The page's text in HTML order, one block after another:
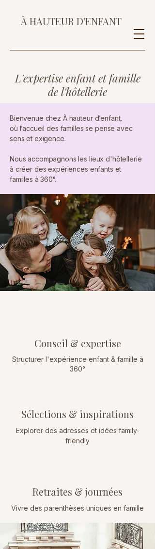
À HAUTEUR D'ENFANT
L'expertise enfant et famille
de l'hôtellerie
Bienvenue chez À hauteur d’enfant,
où l’accueil des familles se pense avec
sens et exigence.
Nous accompagnons les lieux d'hôtellerie
à créer des expériences enfants et
familles à 360°.
Conseil & expertise
Structurer l'expérience enfant & famille à
360°
Sélections & inspirations
Explorer des adresses et idées family-
friendly
Retraites & journées
Vivre des parenthèses uniques en famille